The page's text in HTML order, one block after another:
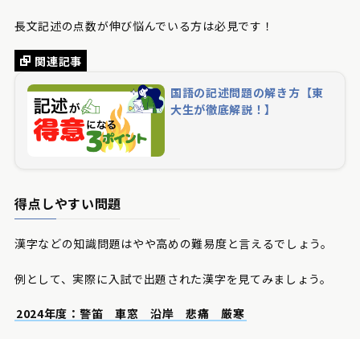
長文記述の点数が伸び悩んでいる方は必見です！
関連記事
国語の記述問題の解き方【東
大生が徹底解説！】
得点しやすい問題
漢字などの知識問題はやや高めの難易度と言えるでしょう。
例として、実際に入試で出題された漢字を見てみましょう。
2024年度：警笛 車窓 沿岸 悲痛 厳寒